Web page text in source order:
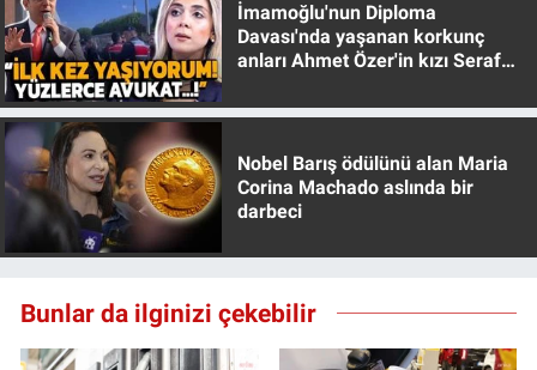
İmamoğlu'nun Diploma
Davası'nda yaşanan korkunç
anları Ahmet Özer'in kızı Seraf
Nobel Barış ödülünü alan Maria
Corina Machado aslında bir
darbeci
Bunlar da ilginizi çekebilir